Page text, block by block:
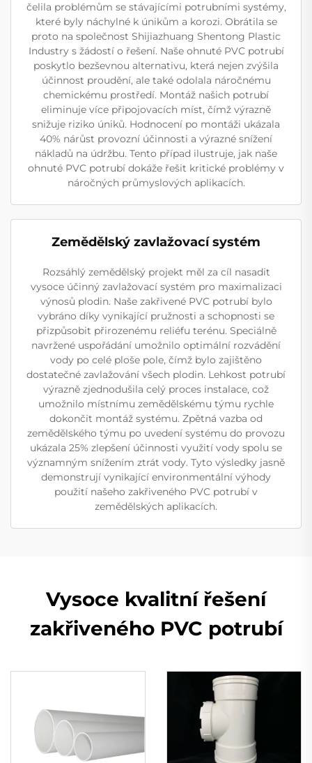
čelila problémům se stávajícími potrubními systémy,
které byly náchylné k únikům a korozi. Obrátila se
proto na společnost Shijiazhuang Shentong Plastic
Industry s žádostí o řešení. Naše ohnuté PVC potrubí
poskytlo bezševnou alternativu, která nejen zvýšila
účinnost proudění, ale také odolala náročnému
chemickému prostředí. Montáž našich potrubí
eliminuje více připojovacích míst, čímž výrazně
snižuje riziko úniků. Hodnocení po montáži ukázala
40% nárůst provozní účinnosti a výrazné snížení
nákladů na údržbu. Tento případ ilustruje, jak naše
ohnuté PVC potrubí dokáže řešit kritické problémy v
náročných průmyslových aplikacích.
Zemědělský zavlažovací systém
Rozsáhlý zemědělský projekt měl za cíl nasadit
vysoce účinný zavlažovací systém pro maximalizaci
výnosů plodin. Naše zakřivené PVC potrubí bylo
vybráno díky vynikající pružnosti a schopnosti se
přizpůsobit přirozenému reliéfu terénu. Speciálně
navržené uspořádání umožnilo optimální rozvádění
vody po celé ploše pole, čímž bylo zajištěno
dostatečné zavlažování všech plodin. Lehkost potrubí
výrazně zjednodušila celý proces instalace, což
umožnilo místnímu zemědělskému týmu rychle
dokončit montáž systému. Zpětná vazba od
zemědělského týmu po uvedení systému do provozu
ukázala 25% zlepšení účinnosti využití vody spolu se
významným snížením ztrát vody. Tyto výsledky jasně
demonstrují vynikající environmentální výhody
použití našeho zakřiveného PVC potrubí v
zemědělských aplikacích.
Vysoce kvalitní řešení
zakřiveného PVC potrubí